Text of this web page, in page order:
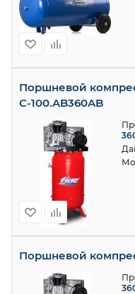
Поршневой
С-100.AB360AB
Поршневой